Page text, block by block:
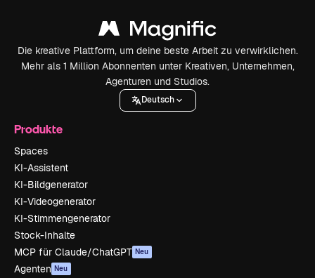
Die kreative Plattform, um deine beste Arbeit zu verwirklichen.
Mehr als 1 Million Abonnenten unter Kreativen, Unternehmen,
Agenturen und Studios.
Deutsch
Produkte
Spaces
KI-Assistent
KI-Bildgenerator
KI-Videogenerator
KI-Stimmengenerator
Stock-Inhalte
MCP für Claude/ChatGPT Neu
Agenten Neu